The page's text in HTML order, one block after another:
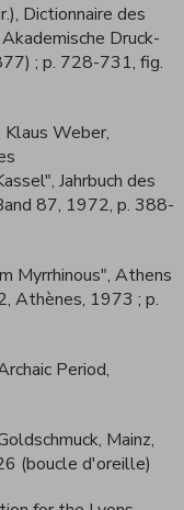
Dictionnaire des
Druck-
; p. 728-731, fig.
Weber,
Jahrbuch des
87, 1972, p. 388-
Myrrhinous", Athens
Athènes, 1973; p.
Period,
Mainz,
(boucle d'oreille)